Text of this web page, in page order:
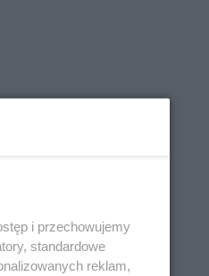
i przechowujemy
standardowe
reklam,